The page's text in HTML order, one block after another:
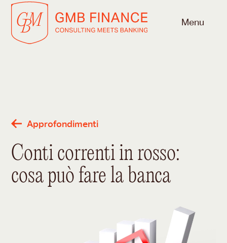
Skip
content
Menu
Approfondimenti
Conti correnti in rosso:
cosa può fare la banca